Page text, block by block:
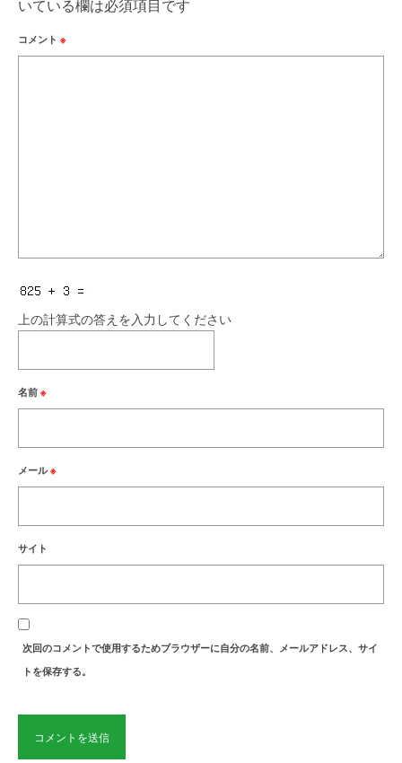
いている欄は必須項目です
コメント ※
上の計算式の答えを入力してください
名前 ※
メール※
サイト
次回のコメントで使用するためブラウザーに自分の名前、メールアドレス、サイ
トを保存する。